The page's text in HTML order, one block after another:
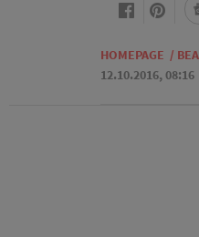
HOMEPAGE /
12.10.2016, 08:16